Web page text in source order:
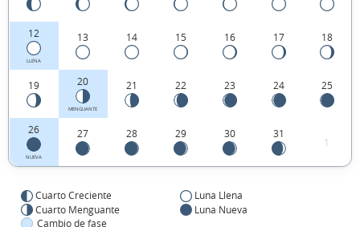
12
LLENA
13 14 15 16 17 18
19 20
MENGUANTE
21 22 23 24 25
26
NUEVA
27 28 29 30 31
1
Cuarto Creciente
Luna Llena
Cuarto Menguante
Luna Nueva
Cambio de fase